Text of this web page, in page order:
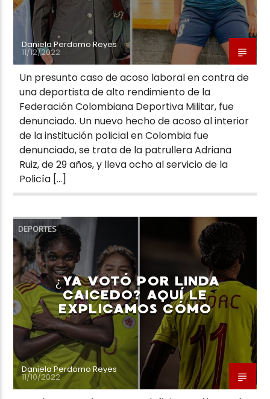
Daniela Perdomo Reyes
11/12/2022
Un presunto caso de acoso laboral en contra de
una deportista de alto rendimiento de la
Federación Colombiana Deportiva Militar, fue
denunciado. Un nuevo hecho de acoso al interior
de la institución policial en Colombia fue
denunciado, se trata de la patrullera Adriana
Ruiz, de 29 años, y lleva ocho al servicio de la
Policía […]
DEPORTES
¿YA VOTÓ POR LINDA
CAICEDO? AQUÍ LE
EXPLICAMOS CÓMO
Daniela Perdomo Reyes
11/10/2022